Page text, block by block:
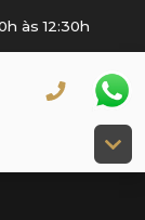
às 12:30h